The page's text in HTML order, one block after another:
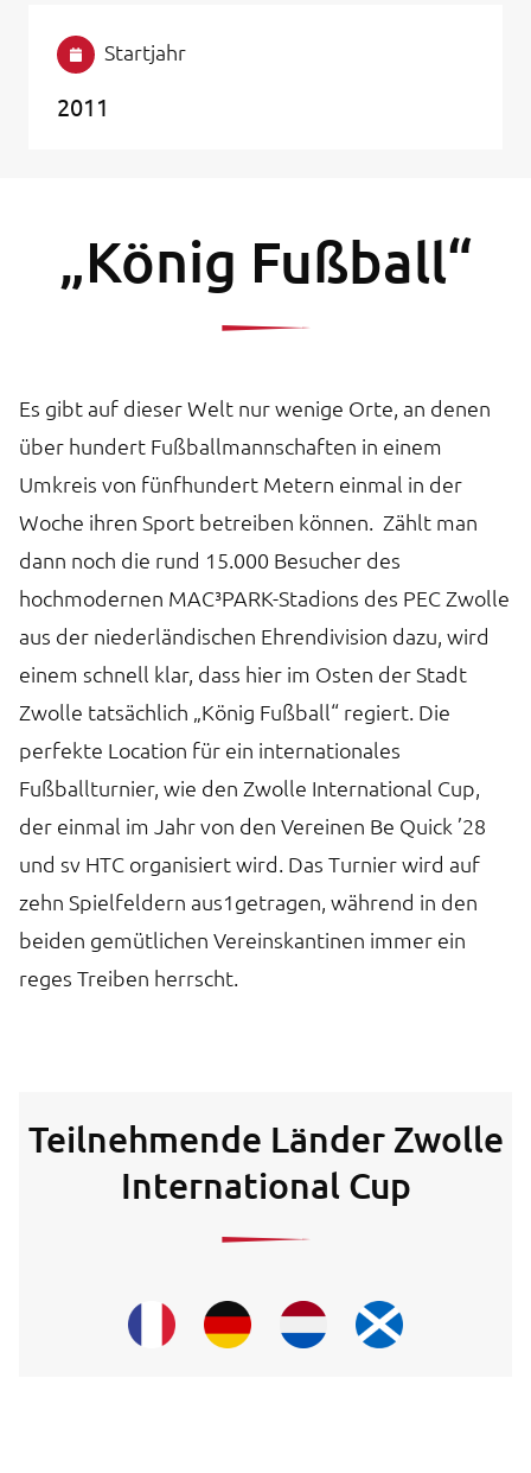
Startjahr
2011
„König Fußball“
Es gibt auf dieser Welt nur wenige Orte, an denen
über hundert Fußballmannschaften in einem
Umkreis von fünfhundert Metern einmal in der
Woche ihren Sport betreiben können. Zählt man
dann noch die rund 15.000 Besucher des
hochmodernen MAC³PARK-Stadions des PEC Zwolle
aus der niederländischen Ehrendivision dazu, wird
einem schnell klar, dass hier im Osten der Stadt
Zwolle tatsächlich „König Fußball“ regiert. Die
perfekte Location für ein internationales
Fußballturnier, wie den Zwolle International Cup,
der einmal im Jahr von den Vereinen Be Quick ’28
und sv HTC organisiert wird. Das Turnier wird auf
zehn Spielfeldern aus1getragen, während in den
beiden gemütlichen Vereinskantinen immer ein
reges Treiben herrscht.
Teilnehmende Länder Zwolle
International Cup